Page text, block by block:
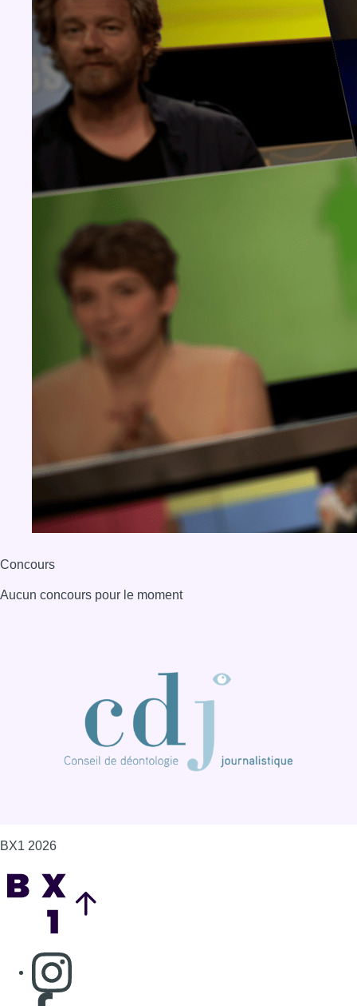
Concours
Aucun concours pour le moment
BX1 2026
Consulter page Instagram
Consulter page Facebook